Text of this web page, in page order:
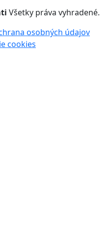
Všetky práva vyhradené.
osobných údajov
cookies